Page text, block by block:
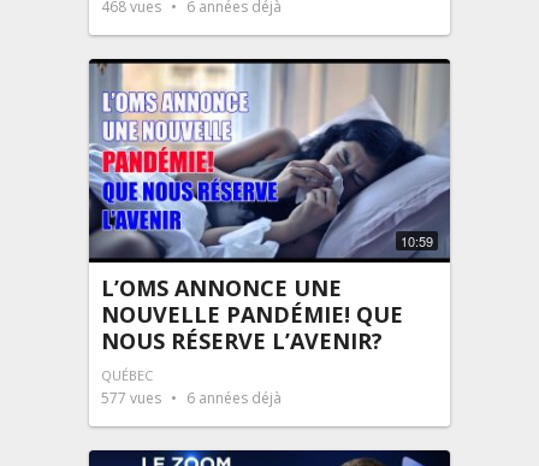
468vues 6 années déjà
10:59
L’OMS ANNONCE UNE
NOUVELLE PANDÉMIE! QUE
NOUS RÉSERVE L’AVENIR?
QUÉBEC
577 vues 6 années déjà